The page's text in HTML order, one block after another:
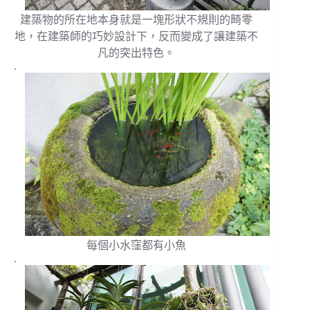
建築物的所在地本身就是一塊形狀不規則的畸零
地，在建築師的巧妙設計下，反而變成了讓建築不
凡的突出特色。
.
每個小水窪都有小魚
.